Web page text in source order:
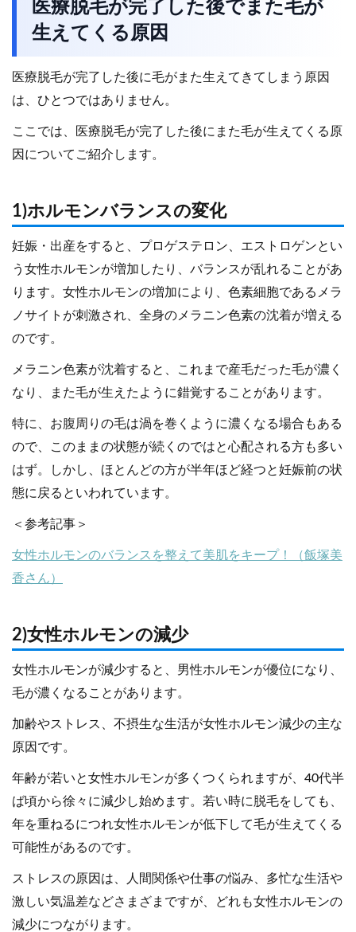
医療脱毛が完了した後でまた毛が
生えてくる原因
医療脱毛が完了した後に毛がまた生えてきてしまう原因
は、ひとつではありません。
ここでは、医療脱毛が完了した後にまた毛が生えてくる原
因についてご紹介します。
1)ホルモンバランスの変化
妊娠・出産をすると、プロゲステロン、エストロゲンとい
う女性ホルモンが増加したり、バランスが乱れることがあ
ります。女性ホルモンの増加により、色素細胞であるメラ
ノサイトが刺激され、全身のメラニン色素の沈着が増える
のです。
メラニン色素が沈着すると、これまで産毛だった毛が濃く
なり、また毛が生えたように錯覚することがあります。
特に、お腹周りの毛は渦を巻くように濃くなる場合もある
ので、このままの状態が続くのではと心配される方も多い
はず。しかし、ほとんどの方が半年ほど経つと妊娠前の状
態に戻るといわれています。
＜参考記事＞
女性ホルモンのバランスを整えて美肌をキープ！（飯塚美
香さん）
2)女性ホルモンの減少
女性ホルモンが減少すると、男性ホルモンが優位になり、
毛が濃くなることがあります。
加齢やストレス、不摂生な生活が女性ホルモン減少の主な
原因です。
年齢が若いと女性ホルモンが多くつくられますが、40代半
ば頃から徐々に減少し始めます。若い時に脱毛をしても、
年を重ねるにつれ女性ホルモンが低下して毛が生えてくる
可能性があるのです。
ストレスの原因は、人間関係や仕事の悩み、多忙な生活や
激しい気温差などさまざまですが、どれも女性ホルモンの
減少につながります。